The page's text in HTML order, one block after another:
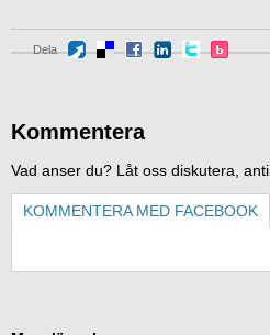
Dela
Kommentera
Vad anser du? Låt oss diskutera,
KOMMENTERA MED FACEBOOK